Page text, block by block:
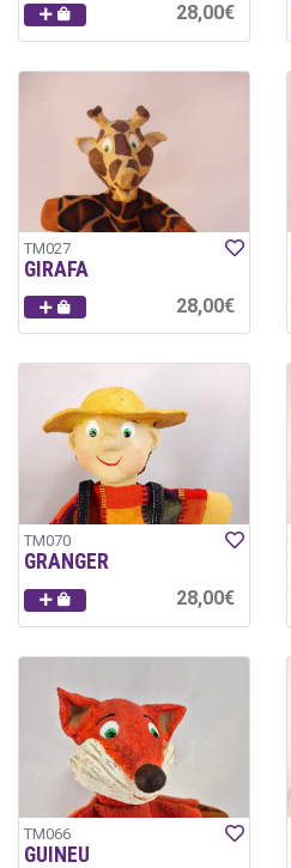
28,00€
TM027
GIRAFA
28,00€
TM070
GRANGER
28,00€
TM066
GUINEU